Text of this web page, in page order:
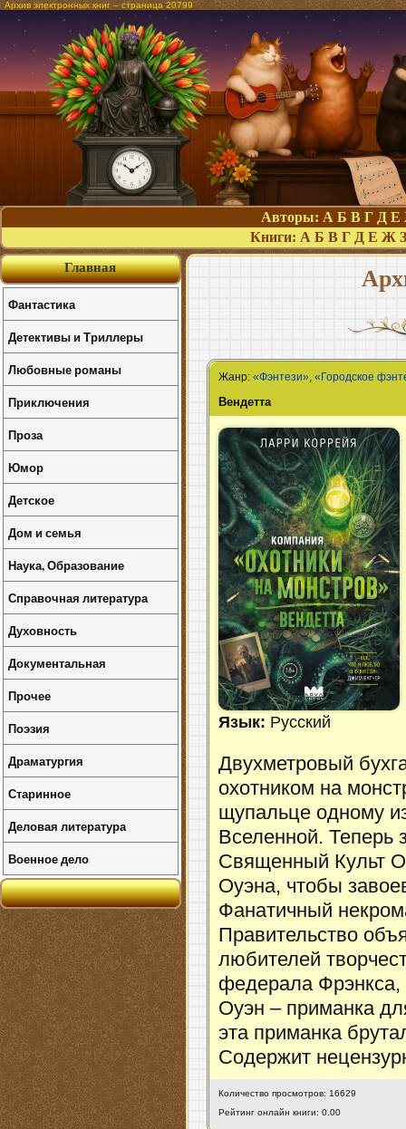
Архив электронных книг – страница 20799
Авторы: А Б В Г Д Е
Книги: А Б В Г Д Е Ж З
Жанр:«Фэнтези»,«Городское
Вендетта
Язык: Русский
Двухметровый
охотником на
щупальце одному
Вселенной. Теперь
Священный Культ
Оуэна, чтобы
Фанатичный
Правительство
любителей
федерала Фрэнкса,
Оуэн – приманка
эта приманка
Содержит
Количество просмотров: 16629
Рейтинг онлайн книги: 0.00
Главная
Фантастика
Детективы и Триллеры
Любовные романы
Приключения
Проза
Юмор
Детское
Дом и семья
Наука, Образование
Справочная литература
Духовность
Документальная
Прочее
Поэзия
Драматургия
Старинное
Деловая литература
Военное дело